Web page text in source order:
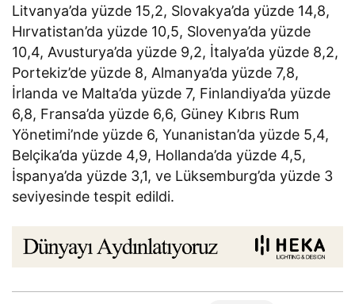
Litvanya’da yüzde 15,2, Slovakya’da yüzde 14,8,
Hırvatistan’da yüzde 10,5, Slovenya’da yüzde
10,4, Avusturya’da yüzde 9,2, İtalya’da yüzde 8,2,
Portekiz’de yüzde 8, Almanya’da yüzde 7,8,
İrlanda ve Malta’da yüzde 7, Finlandiya’da yüzde
6,8, Fransa’da yüzde 6,6, Güney Kıbrıs Rum
Yönetimi’nde yüzde 6, Yunanistan’da yüzde 5,4,
Belçika’da yüzde 4,9, Hollanda’da yüzde 4,5,
İspanya’da yüzde 3,1, ve Lüksemburg’da yüzde 3
seviyesinde tespit edildi.